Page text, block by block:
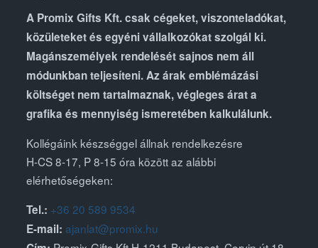
A Promix Gifts Kft. csak cégeket, viszonteladókat,
közületeket és egyéni vállalkozókat szolgál ki.
Magánszemélyek rendelését sajnos nem áll
módunkban teljesíteni. Az árak emblémázási
költséget nem tartalmaznak, végleges árat a
grafika és mennyiség ismeretében kalkulálunk.
Kollégáink készséggel állnak rendelkezésre
H-CS 8-17, P 8-15 óra között az alábbi
elérhetőségeken:
Tel.: +36 20 589 9534
E-mail: ajanlat@promix.hu